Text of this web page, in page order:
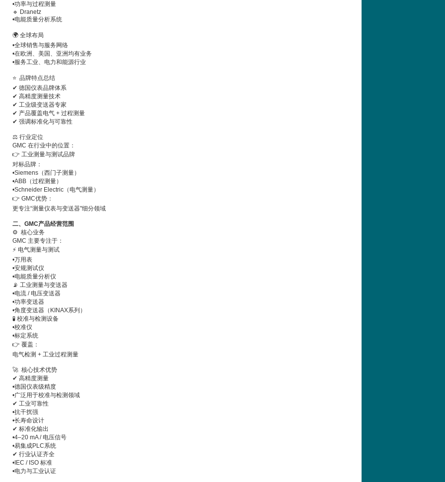
•功率与过程测量
🔹 Dranetz
•电能质量分析系统
🌍 全球布局
•全球销售与服务网络
•在欧洲、美国、亚洲均有业务
•服务工业、电力和能源行业
⭐ 品牌特点总结
✔ 德国仪表品牌体系
✔ 高精度测量技术
✔ 工业级变送器专家
✔ 产品覆盖电气 + 过程测量
✔ 强调标准化与可靠性
⚖️ 行业定位
GMC 在行业中的位置：
👉 工业测量与测试品牌
对标品牌：
•Siemens（西门子测量）
•ABB（过程测量）
•Schneider Electric（电气测量）
👉 GMC优势：
更专注“测量仪表与变送器"细分领域
二、GMC产品经营范围
⚙️ 核心业务
GMC 主要专注于：
⚡ 电气测量与测试
•万用表
•安规测试仪
•电能质量分析仪
📡 工业测量与变送器
•电流 / 电压变送器
•功率变送器
•角度变送器（KINAX系列）
🧪 校准与检测设备
•校准仪
•标定系统
👉 覆盖：
电气检测 + 工业过程测量
🚀 核心技术优势
✔ 高精度测量
•德国仪表级精度
•广泛用于校准与检测领域
✔ 工业可靠性
•抗干扰强
•长寿命设计
✔ 标准化输出
•4–20 mA / 电压信号
•易集成PLC系统
✔ 行业认证齐全
•IEC / ISO 标准
•电力与工业认证